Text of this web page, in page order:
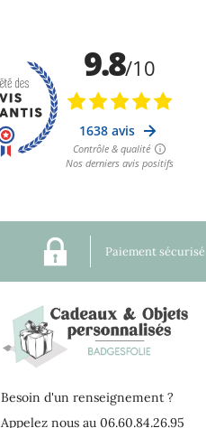
Paiement sécurisé
Besoin d'un renseignement ?
Appelez nous au 06.60.84.26.95